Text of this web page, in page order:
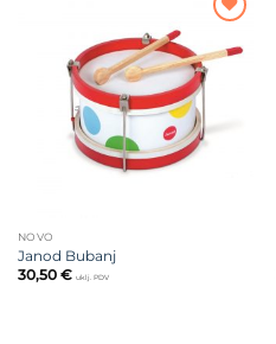
na listu
želja
NOVO
Janod Bubanj
30,50 € uklj. PDV